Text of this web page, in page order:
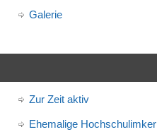
Galerie
Zur Zeit aktiv
Ehemalige Hochschulimker